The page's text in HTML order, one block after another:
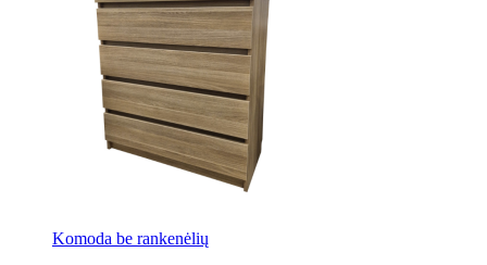
Komoda be rankenėlių